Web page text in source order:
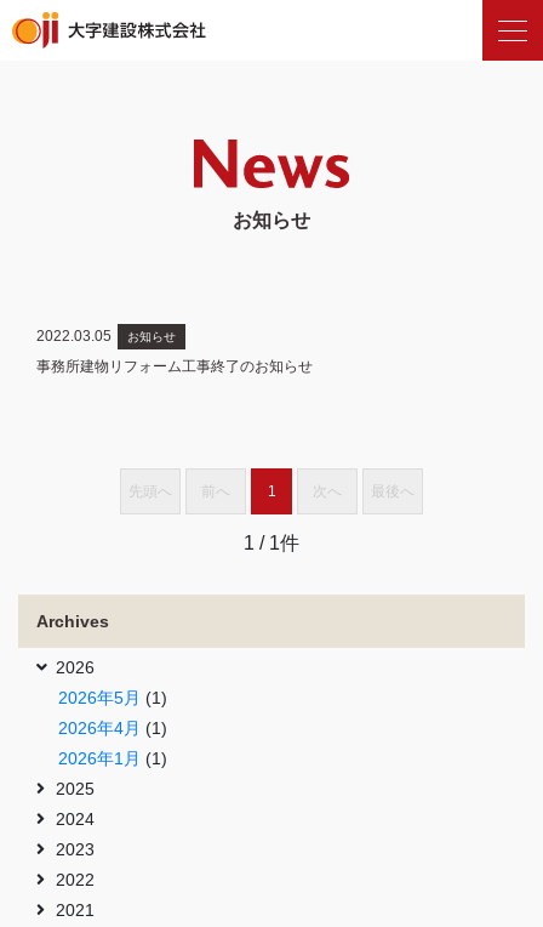
お知らせ
2022.03.05 お知らせ
事務所建物リフォーム工事終了のお知らせ
先頭へ 前へ 1 次へ 最後へ
1 / 1件
Archives
2026
2026年5月 (1)
2026年4月 (1)
2026年1月 (1)
2025
2024
2023
2022
2021